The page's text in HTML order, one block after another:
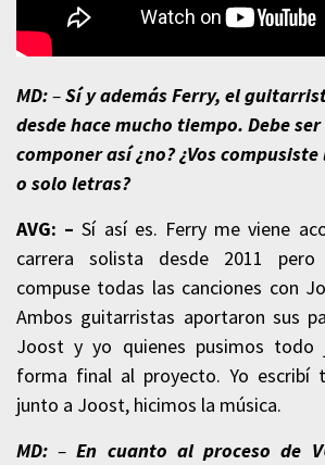
MD:–Sí y además Ferry, el
desde hace mucho tiempo. Debe
componer así ¿no? ¿Vos
o solo letras?
AVG: –Sí así es. Ferry me viene
carrera solista desde 2011
compuse todas las canciones con
Ambos guitarristas aportaron sus
Joost y yo quienes pusimos
forma final al proyecto. Yo escribí
junto a Joost, hicimos la música.
MD: –En cuanto al proceso de